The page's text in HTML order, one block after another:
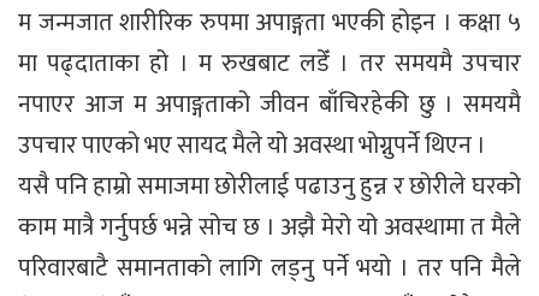
म जन्मजात शारीरिक रुपमा अपाङ्गता भएकी होइन । कक्षा ५
मा पढ्दाताका हो । म रुखबाट लडेँ । तर समयमै उपचार
नपाएर आज म अपाङ्गताको जीवन बाँचिरहेकी छु । समयमै
उपचार पाएको भए सायद मैले यो अवस्था भोग्नुपर्ने थिएन ।
यसै पनि हाम्रो समाजमा छोरीलाई पढाउनु हुन्न र छोरीले घरको
काम मात्रै गर्नुपर्छ भन्ने सोच छ । अझै मेरो यो अवस्थामा त मैले
परिवारबाटै समानताको लागि लड्नु पर्ने भयो । तर पनि मैले